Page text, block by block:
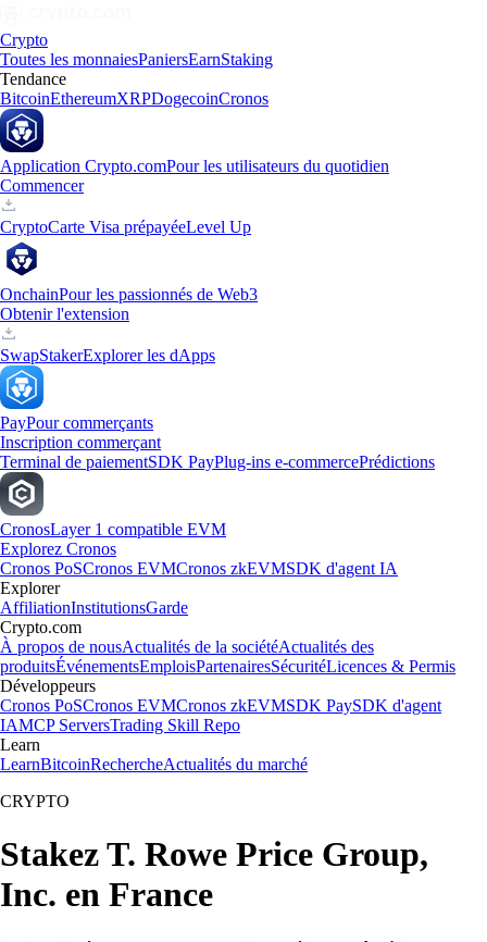
Crypto
Toutes les monnaiesPaniersEarnStaking
Tendance
BitcoinEthereumXRPDogecoinCronos
Application Crypto.comPour les utilisateurs du quotidien
Commencer
CryptoCarte Visa prépayéeLevel Up
OnchainPour les passionnés de Web3
Obtenir l'extension
SwapStakerExplorer les dApps
PayPour commerçants
Inscription commerçant
Terminal de paiementSDK PayPlug-ins e-commercePrédictions
CronosLayer 1 compatible EVM
Explorez Cronos
Cronos PoSCronos EVMCronos zkEVMSDK d'agent IA
Explorer
AffiliationInstitutionsGarde
Crypto.com
À propos de nousActualités de la sociétéActualités des
produitsÉvénementsEmploisPartenairesSécuritéLicences & Permis
Développeurs
Cronos PoSCronos EVMCronos zkEVMSDK PaySDK d'agent
IAMCP ServersTrading Skill Repo
Learn
LearnBitcoinRechercheActualités du marché
CRYPTO
Stakez T. Rowe Price Group,
Inc. en France